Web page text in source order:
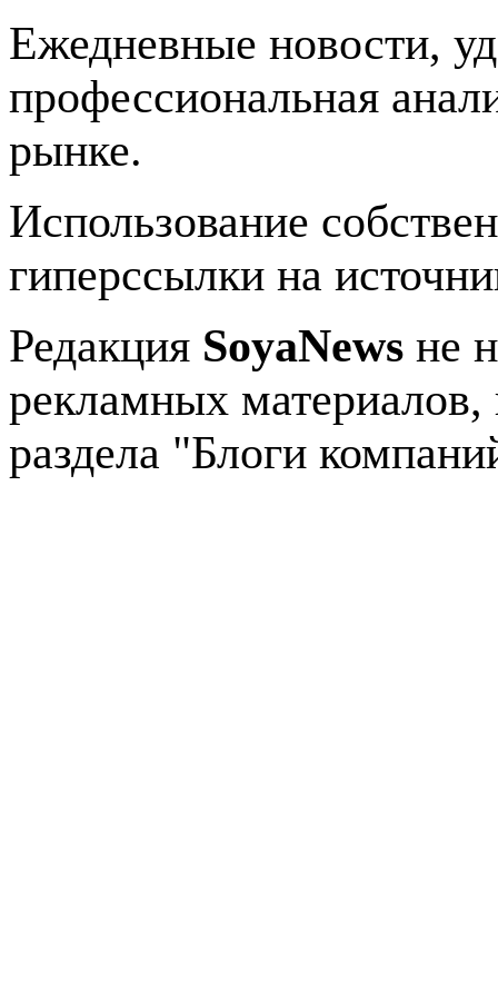
Ежедневные новости,
профессиональная
рынке.
Использование
гиперссылки на
Редакция SoyaNews не
рекламных
раздела "Блоги